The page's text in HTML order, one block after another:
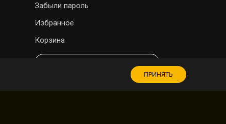
Забыли пароль
Избранное
Корзина
ПРИНЯТЬ